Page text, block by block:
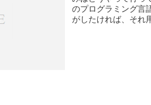
のプログラミング言
がしたければ、それ